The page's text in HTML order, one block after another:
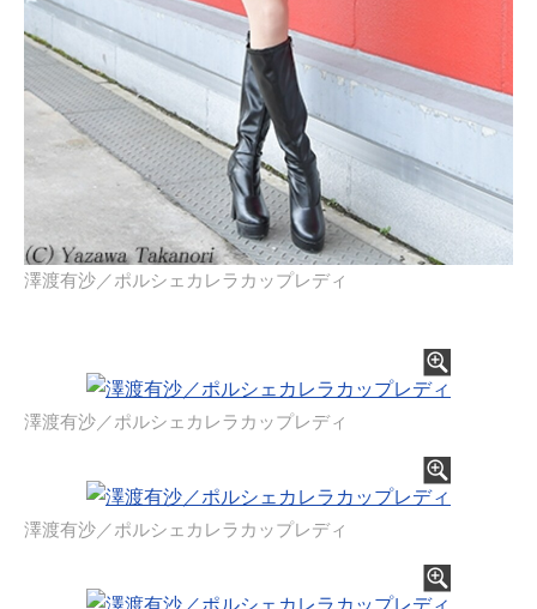
澤渡有沙／ポルシェカレラカップレディ
澤渡有沙／ポルシェカレラカップレディ
澤渡有沙／ポルシェカレラカップレディ